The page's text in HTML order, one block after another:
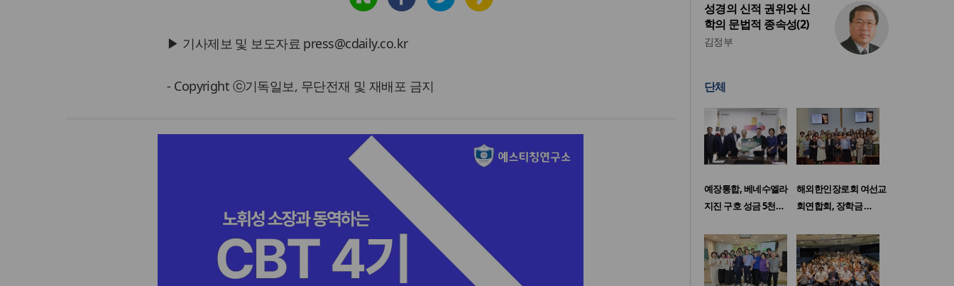
▶ 기사제보 및 보도자료 press@cdaily.co.kr
- Copyright ⓒ기독일보, 무단전재 및 재배포 금지
성경의 신적 권위와 신
학의 문법적 종속성(2)
김정부
단체
예장통합, 베네수엘라
지진 구호 성금 5천…
해외한인장로회 여선교
회연합회, 장학금 …